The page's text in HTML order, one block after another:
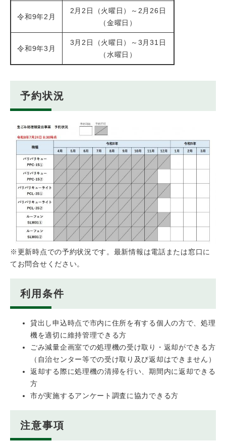
令和9年2月
2月2日（火曜日）～2月26日
（金曜日）
令和9年3月
3月2日（火曜日）～3月31日
（水曜日）
予約状況
※更新時点での予約状況です。最新情報は電話または窓口に
てお問合せください。
利用条件
貸出し申込時点で市内に住所を有する個人の方で、処理
機を適切に維持管理できる方
ごみ減量企画室での処理機の受け取り・返却ができる方
（自治センター等での受け取り及び返却はできません）
返却する際に処理機の清掃を行い、期間内に返却できる
方
市が実施するアンケート調査に協力できる方
注意事項